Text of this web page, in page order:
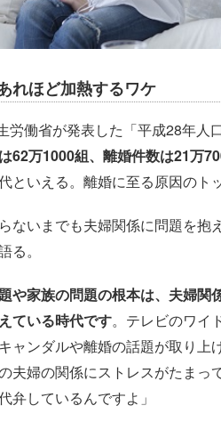
れほど加熱するワケ
労働省が発表した「平成28年人
62万1000組、離婚件数は21万
といえる。離婚に至る原因のト
ないまでも夫婦関係に問題を
る。
や家族の問題の根本は、夫婦
ている時代です。テレビのワイ
ャンダルや離婚の話題が取り
夫婦の関係にストレスがたま
弁しているんですよ」